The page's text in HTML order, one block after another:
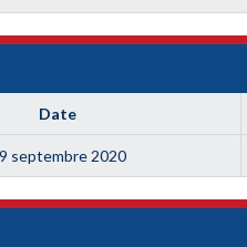
Date
septembre 2020